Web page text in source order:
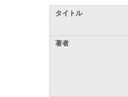
タイトル
著者